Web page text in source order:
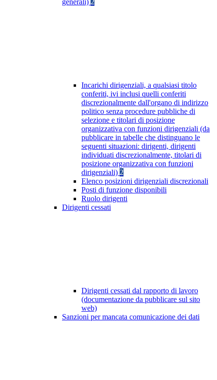
generali) 2
Incarichi dirigenziali, a qualsiasi titolo
conferiti, ivi inclusi quelli conferiti
discrezionalmente dall'organo di indirizzo
politico senza procedure pubbliche di
selezione e titolari di posizione
organizzativa con funzioni dirigenziali (da
pubblicare in tabelle che distinguano le
seguenti situazioni: dirigenti, dirigenti
individuati discrezionalmente, titolari di
posizione organizzativa con funzioni
dirigenziali) 2
Elenco posizioni dirigenziali discrezionali
Posti di funzione disponibili
Ruolo dirigenti
Dirigenti cessati
Dirigenti cessati dal rapporto di lavoro
(documentazione da pubblicare sul sito
web)
Sanzioni per mancata comunicazione dei dati